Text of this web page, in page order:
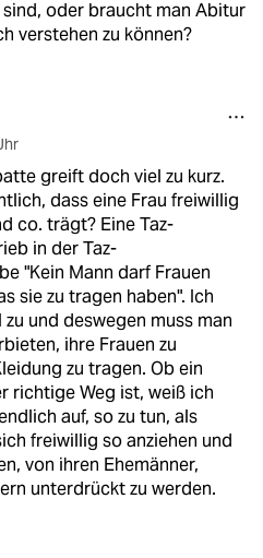
sind, oder braucht man Abitur
verstehen zu können?
greift doch viel zu kurz.
dass eine Frau freiwillig
co. trägt? Eine Taz-
in der Taz-
"Kein Mann darf Frauen
sie zu tragen haben". Ich
und deswegen muss man
ihre Frauen zu
zu tragen. Ob ein
richtige Weg ist, weiß ich
auf, so zu tun, als
freiwillig so anziehen und
von ihren Ehemänner,
unterdrückt zu werden.